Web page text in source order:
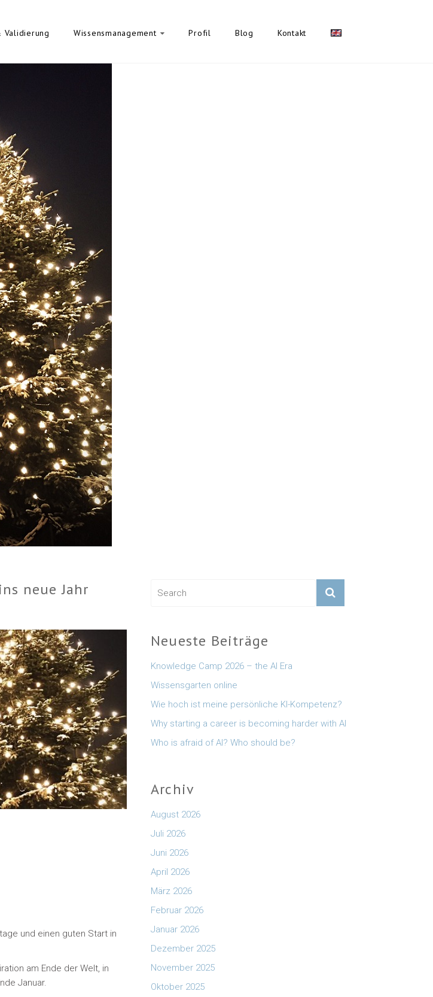
Validierung Wissensmanagement Profil Blog Kontakt
neue Jahr
und einen guten Start in
am Ende der Welt, in
Januar.
Neueste Beiträge
Knowledge Camp 2026 – the AI Era
Wissensgarten online
Wie hoch ist meine persönliche KI-Kompetenz?
Why starting a career is becoming harder with AI
Who is afraid of AI? Who should be?
Archiv
August 2026
Juli 2026
Juni 2026
April 2026
März 2026
Februar 2026
Januar 2026
Dezember 2025
November 2025
Oktober 2025